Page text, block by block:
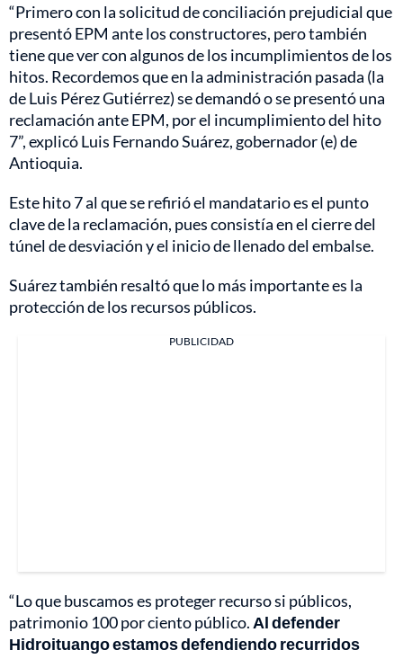
“Primero con la solicitud de conciliación prejudicial que
presentó EPM ante los constructores, pero también
tiene que ver con algunos de los incumplimientos de los
hitos. Recordemos que en la administración pasada (la
de Luis Pérez Gutiérrez) se demandó o se presentó una
reclamación ante EPM, por el incumplimiento del hito
7”, explicó Luis Fernando Suárez, gobernador (e) de
Antioquia.
Este hito 7 al que se refirió el mandatario es el punto
clave de la reclamación, pues consistía en el cierre del
túnel de desviación y el inicio de llenado del embalse.
Suárez también resaltó que lo más importante es la
protección de los recursos públicos.
PUBLICIDAD
“Lo que buscamos es proteger recurso si públicos,
patrimonio 100 por ciento público. Al defender
Hidroituango estamos defendiendo recurridos